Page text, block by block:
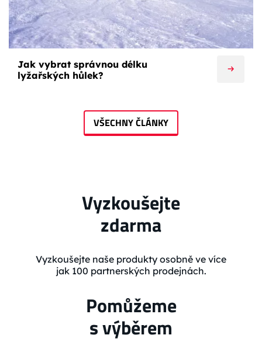
Jak vybrat správnou délku
lyžařských hůlek?
VŠECHNY ČLÁNKY
Vyzkoušejte
zdarma
Vyzkoušejte naše produkty osobně ve více
jak 100 partnerských prodejnách.
Pomůžeme
s výběrem